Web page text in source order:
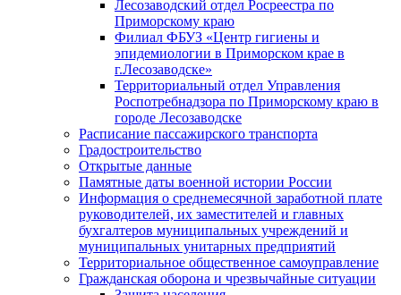
Лесозаводский отдел Росреестра по
Приморскому краю
Филиал ФБУЗ «Центр гигиены и
эпидемиологии в Приморском крае в
г.Лесозаводске»
Территориальный отдел Управления
Роспотребнадзора по Приморскому краю в
городе Лесозаводске
Расписание пассажирского транспорта
Градостроительство
Открытые данные
Памятные даты военной истории России
Информация о среднемесячной заработной плате
руководителей, их заместителей и главных
бухгалтеров муниципальных учреждений и
муниципальных унитарных предприятий
Территориальное общественное самоуправление
Гражданская оборона и чрезвычайные ситуации